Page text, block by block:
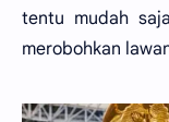
tentu mudah
merobohkan